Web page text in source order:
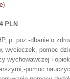
)
PLN
p. poż.-dbanie o
wycieczek, pomoc
wychowawczej i
pomoc